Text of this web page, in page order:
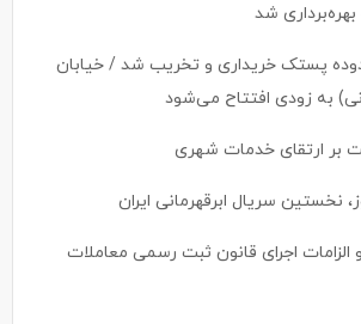
شد
پستک خریداری و تخریب شد / خیابان
بر ارتقای خدمات شهری
نخستین سریال ابرقهرمانی ایران
اجرای قانون ثبت رسمی معاملات